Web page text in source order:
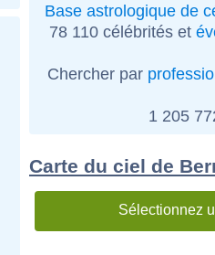
Base astrologique de
78 110 célébrités et
Chercher par
1 205
Carte du ciel de
Sélectionnez